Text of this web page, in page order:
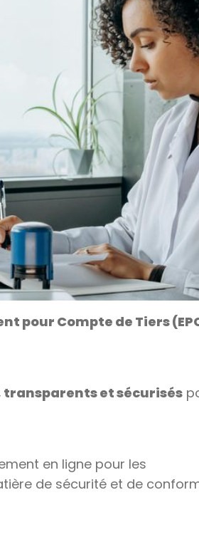
pour Compte de Tiers
transparents et sécurisés
en ligne pour les
de sécurité et de